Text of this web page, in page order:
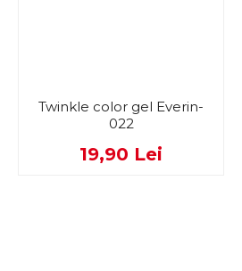
Twinkle color gel Everin-
022
19,90 Lei